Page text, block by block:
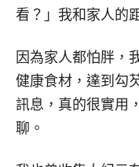
看？」我和家人的
因為家人都怕胖，
健康食材，達到勾
訊息，真的很實用
聊。